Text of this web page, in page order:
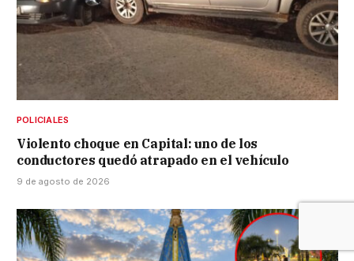
POLICIALES
Violento choque en Capital: uno de los
conductores quedó atrapado en el vehículo
9 de agosto de 2026